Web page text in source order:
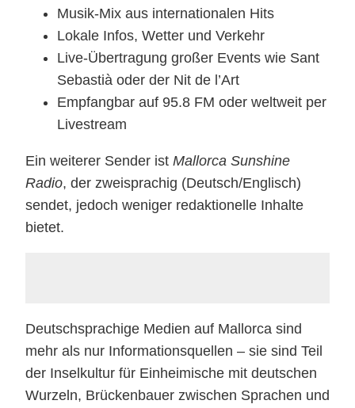
Musik-Mix aus internationalen Hits
Lokale Infos, Wetter und Verkehr
Live-Übertragung großer Events wie Sant
Sebastià oder der Nit de l’Art
Empfangbar auf 95.8 FM oder weltweit per
Livestream
Ein weiterer Sender ist Mallorca Sunshine
Radio, der zweisprachig (Deutsch/Englisch)
sendet, jedoch weniger redaktionelle Inhalte
bietet.
Deutschsprachige Medien auf Mallorca sind
mehr als nur Informationsquellen – sie sind Teil
der Inselkultur für Einheimische mit deutschen
Wurzeln, Brückenbauer zwischen Sprachen und